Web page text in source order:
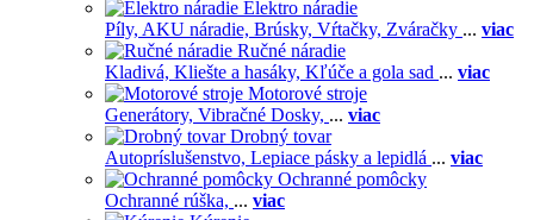
Elektro náradie
Píly, AKU náradie, Brúsky, Vŕtačky, Zváračky ... viac
Ručné náradie
Kladivá, Kliešte a hasáky, Kľúče a gola sad ... viac
Motorové stroje
Generátory, Vibračné Dosky, ... viac
Drobný tovar
Autopríslušenstvo, Lepiace pásky a lepidlá ... viac
Ochranné pomôcky
Ochranné rúška, ... viac